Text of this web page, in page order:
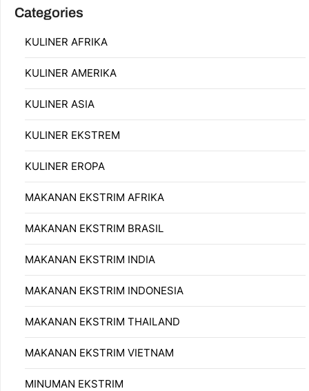
Categories
KULINER AFRIKA
KULINER AMERIKA
KULINER ASIA
KULINER EKSTREM
KULINER EROPA
MAKANAN EKSTRIM AFRIKA
MAKANAN EKSTRIM BRASIL
MAKANAN EKSTRIM INDIA
MAKANAN EKSTRIM INDONESIA
MAKANAN EKSTRIM THAILAND
MAKANAN EKSTRIM VIETNAM
MINUMAN EKSTRIM